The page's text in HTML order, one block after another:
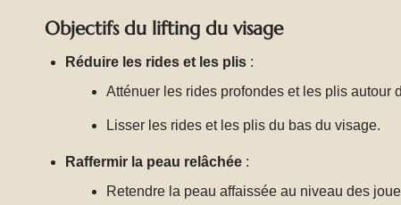
Objectifs du lifting du visage
Réduire les rides et les plis :
Atténuer les rides profondes et les plis autour
Lisser les rides et les plis du bas du visage.
Raffermir la peau relâchée :
Retendre la peau affaissée au niveau des